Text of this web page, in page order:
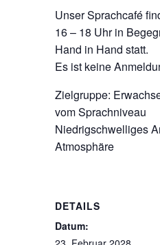
Unser Sprachcafé
16 – 18 Uhr in
Hand in Hand statt.
Es ist keine
Zielgruppe:
vom Sprachniveau
Niedrigschwelliges
Atmosphäre
DETAILS
Datum: